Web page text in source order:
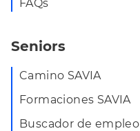
FAQs
Seniors
Camino SAVIA
Formaciones SAVIA
Buscador de empleo